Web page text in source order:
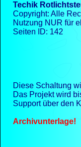
Techik
Copyright: Alle
Nutzung NUR für
Seiten ID: 142
Diese Schaltung
Das Projekt wird
Support über den
Archivunterlage!